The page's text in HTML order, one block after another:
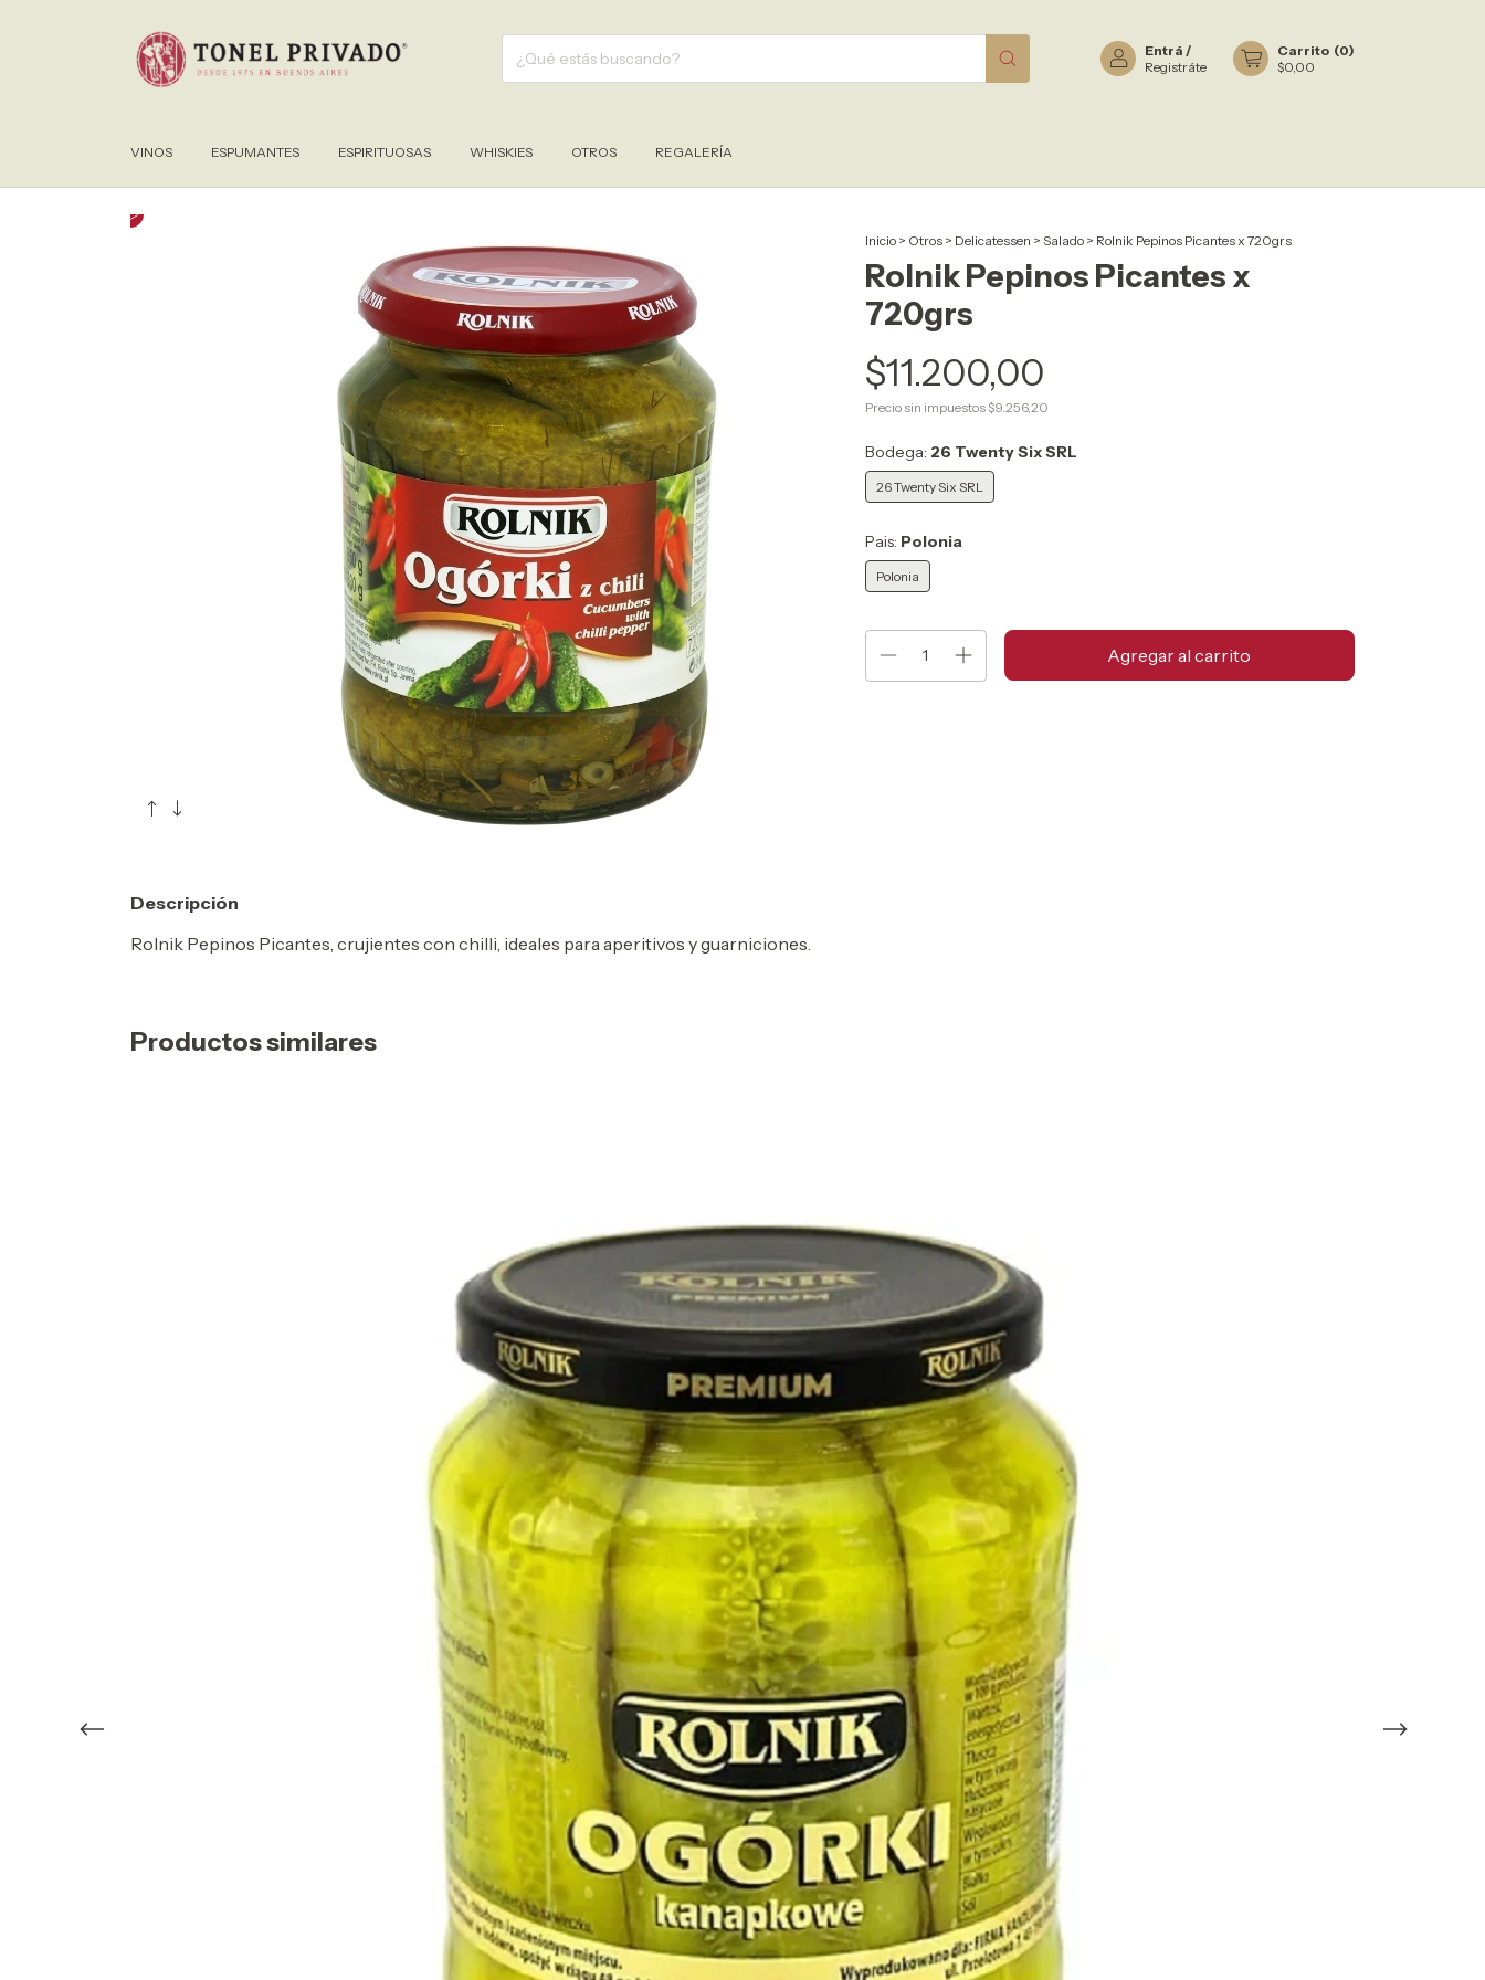
Entrá /
Registráte
Carrito (0)
$0,00
VINOS ESPUMANTES ESPIRITUOSAS WHISKIES OTROS REGALERÍA
Inicio > Otros > Delicatessen > Salado > Rolnik Pepinos Picantes x 720grs
Rolnik Pepinos Picantes x
720grs
$11.200,00
Precio sin impuestos $9.256,20
Bodega: 26 Twenty Six SRL
26 Twenty Six SRL
Pais: Polonia
Polonia
Descripción
Rolnik Pepinos Picantes, crujientes con chilli, ideales para aperitivos y guarniciones.
Productos similares